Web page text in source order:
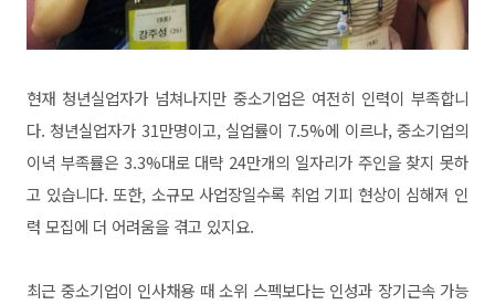
현재 청년실업자가 넘쳐나지만 중소기업은 여전히 인력이 부족합니
다. 청년실업자가 31만명이고, 실업률이 7.5%에 이르나, 중소기업의
이녁 부족률은 3.3%대로 대략 24만개의 일자리가 주인을 찾지 못하
고 있습니다. 또한, 소규모 사업장일수록 취업 기피 현상이 심해져 인
력 모집에 더 어려움을 겪고 있지요.
최근 중소기업이 인사채용 때 소위 스펙보다는 인성과 장기근속 가능